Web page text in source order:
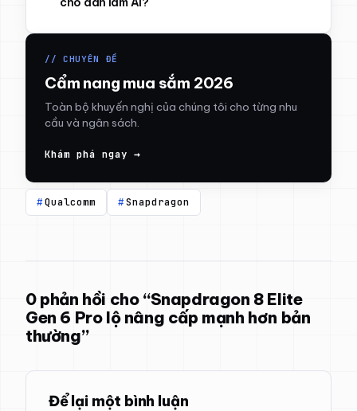
// CHUYÊN ĐỀ
Cẩm nang mua sắm 2026
Toàn bộ khuyến nghị của chúng tôi cho từng nhu
cầu và ngân sách.
Khám phá ngay →
Qualcomm Snapdragon
0 phản hồi cho “Snapdragon 8 Elite
Gen 6 Pro lộ nâng cấp mạnh hơn bản
thường”
Để lại một bình luận